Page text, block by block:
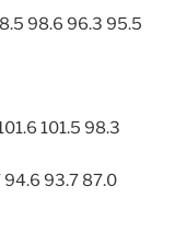
98.6 96.3 95.5
101.5 98.3
94.6 93.7 87.0